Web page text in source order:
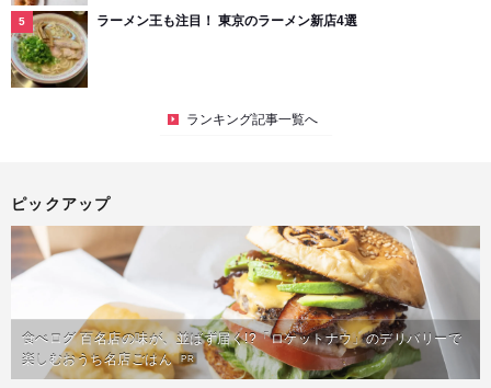
ラーメン王も注目！ 東京のラーメン新店4選
ランキング記事一覧へ
ピックアップ
食べログ 百名店の味が、並ばず届く!?「ロケットナウ」のデリバリーで
楽しむおうち名店ごはん PR